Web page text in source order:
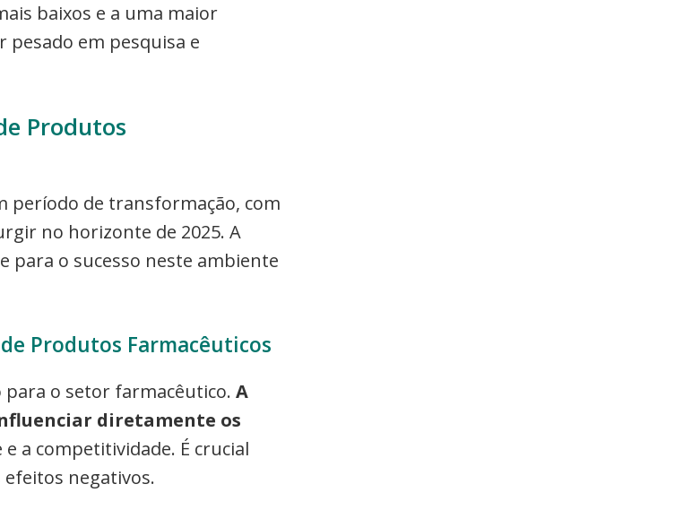
baixos e a uma maior
pesado em pesquisa e
Produtos
de transformação, com
no horizonte de 2025. A
para o sucesso neste ambiente
Produtos Farmacêuticos
o setor farmacêutico. A
diretamente os
a competitividade. É crucial
negativos.